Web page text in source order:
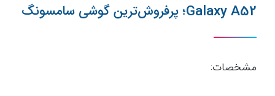
Galaxy A52؛ پرفروش‌ترین گوشی سامسونگ
مشخصات: